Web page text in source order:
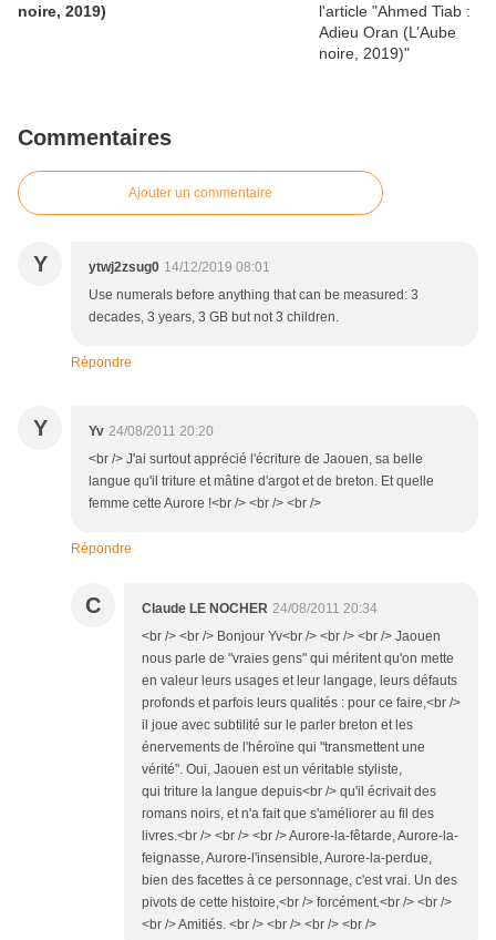
noire, 2019)
Commentaires
Ajouter un commentaire
Y ytwj2zsug0 14/12/2019 08:01
Use numerals before anything that can be measured: 3
decades, 3 years, 3 GB but not 3 children.
Répondre
Y Yv 24/08/2011 20:20
<br /> J'ai surtout apprécié l'écriture de Jaouen, sa belle
langue qu'il triture et mâtine d'argot et de breton. Et quelle
femme cette Aurore !<br /> <br /> <br />
Répondre
C Claude LE NOCHER 24/08/2011 20:34
<br /> <br /> Bonjour Yv<br /> <br /> <br /> Jaouen
nous parle de "vraies gens" qui méritent qu'on mette
en valeur leurs usages et leur langage, leurs défauts
profonds et parfois leurs qualités : pour ce faire,<br />
il joue avec subtilité sur le parler breton et les
énervements de l'héroïne qui "transmettent une
vérité". Oui, Jaouen est un véritable styliste,
qui triture la langue depuis<br /> qu'il écrivait des
romans noirs, et n'a fait que s'améliorer au fil des
livres.<br /> <br /> <br /> Aurore-la-fêtarde, Aurore-la-
feignasse, Aurore-l'insensible, Aurore-la-perdue,
bien des facettes à ce personnage, c'est vrai. Un des
pivots de cette histoire,<br /> forcément.<br /> <br />
<br /> Amitiés. <br /> <br /> <br /> <br />